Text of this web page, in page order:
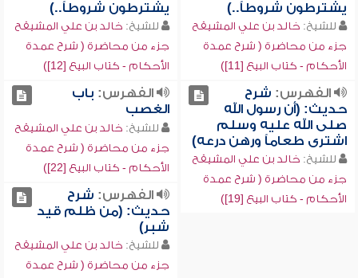
يشترطون شروطاً..)
للشيخ: خالد بن علي المشيقح
جزء من محاضرة ( شرح عمدة
الأحكام - كتاب البيع [11])
يشترطون شروطاً..)
للشيخ: خالد بن علي المشيقح
جزء من محاضرة ( شرح عمدة
الأحكام - كتاب البيع [12])
الفهرس: شرح
حديث: (أن رسول الله
صلى الله عليه وسلم
اشترى طعاماً ورهن درعه)
للشيخ: خالد بن علي المشيقح
جزء من محاضرة ( شرح عمدة
الأحكام - كتاب البيع [19])
الفهرس: باب
الغصب
للشيخ: خالد بن علي المشيقح
جزء من محاضرة ( شرح عمدة
الأحكام - كتاب البيع [22])
الفهرس: شرح
حديث: (من ظلم قيد
شبر)
للشيخ: خالد بن علي المشيقح
جزء من محاضرة ( شرح عمدة